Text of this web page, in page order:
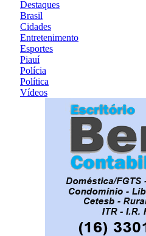
Destaques
Brasil
Cidades
Entretenimento
Esportes
Piauí
Polícia
Política
Vídeos